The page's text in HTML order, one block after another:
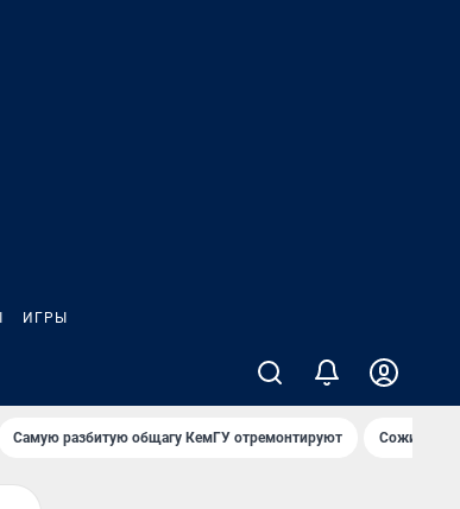
ИГРЫ
Самую разбитую общагу КемГУ отремонтируют